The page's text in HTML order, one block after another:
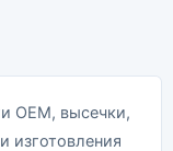
OEM, высечки,
изготовления